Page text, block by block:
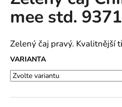
z
hvězdiček.
mee std. 9371
Zelený čaj pravý. Kvalitnější
VARIANTA
a
j
í
t
?